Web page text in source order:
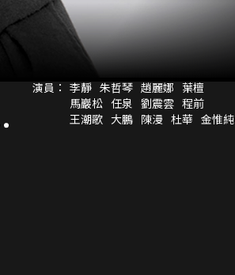
演員： 李靜 朱哲琴 趙麗娜 葉檀
馬巖松 任泉 劉震雲 程前
王潮歌 大鵬 陳漫 杜華 金惟純